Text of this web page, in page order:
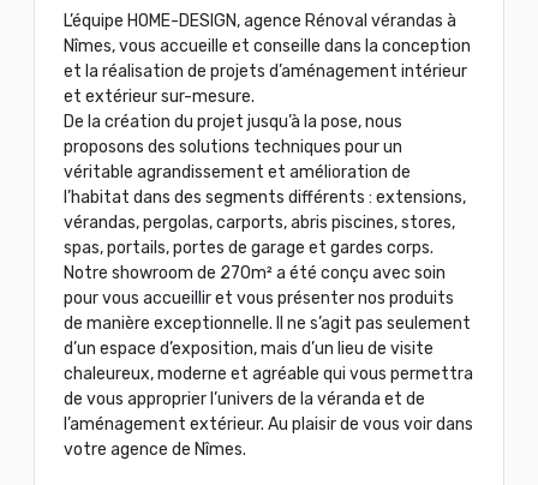
L’équipe HOME-DESIGN, agence Rénoval vérandas à
Nîmes, vous accueille et conseille dans la conception
et la réalisation de projets d’aménagement intérieur
et extérieur sur-mesure.
De la création du projet jusqu’à la pose, nous
proposons des solutions techniques pour un
véritable agrandissement et amélioration de
l’habitat dans des segments différents : extensions,
vérandas, pergolas, carports, abris piscines, stores,
spas, portails, portes de garage et gardes corps.
Notre showroom de 270m² a été conçu avec soin
pour vous accueillir et vous présenter nos produits
de manière exceptionnelle. Il ne s’agit pas seulement
d’un espace d’exposition, mais d’un lieu de visite
chaleureux, moderne et agréable qui vous permettra
de vous approprier l’univers de la véranda et de
l’aménagement extérieur. Au plaisir de vous voir dans
votre agence de Nîmes.